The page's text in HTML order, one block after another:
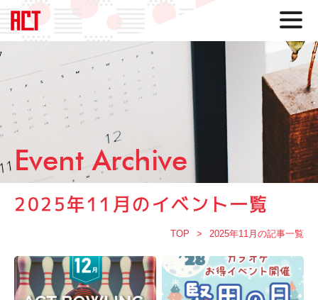
Event Archive
2025年11月のイベント一覧
TOP 2025年11月の記事一覧